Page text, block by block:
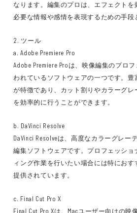
なります。編集のプロは、エフェクトを
必要な情報や感情を表現するための手段
2. ツール
a. Adobe Premiere Pro
Adobe Premiere Proは、映像編集のプロ
われているソフトウェアの一つです。豊
が特徴であり、カット割りやカラーグレ
を効率的に行うことができます。
b. DaVinci Resolve
DaVinci Resolveは、高度なカラーグレー
編集ソフトウェアです。プロフェッシ
ィング作業を行いたい場合には特におす
提供されています。
c. Final Cut Pro X
Final Cut Pro Xは、Macユーザー向けの映